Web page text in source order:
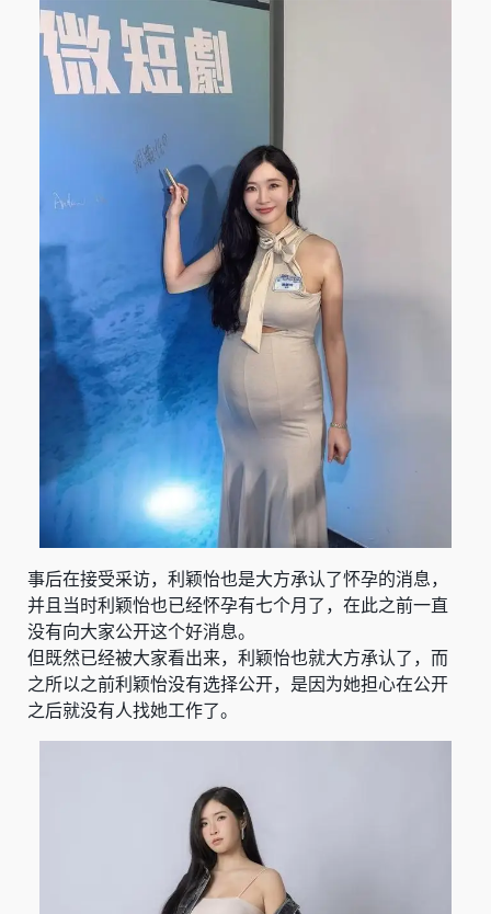
事后在接受采访，利颖怡也是大方承认了怀孕的消息，
并且当时利颖怡也已经怀孕有七个月了，在此之前一直
没有向大家公开这个好消息。
但既然已经被大家看出来，利颖怡也就大方承认了，而
之所以之前利颖怡没有选择公开，是因为她担心在公开
之后就没有人找她工作了。